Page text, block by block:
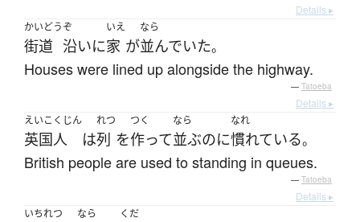
Details ▸
かいどう
街道
ぞ
沿いに
いえ
家 が
なら
並んでいた。
Houses were lined up alongside the highway.
— Tatoeba
Details ▸
えいこくじん
英国人 は
れつ
列 を
つく
作って
なら
並ぶのに
なれ
慣れている。
British people are used to standing in queues.
— Tatoeba
Details ▸
いちれつ
なら くだ